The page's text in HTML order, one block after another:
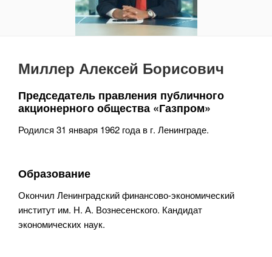
Миллер Алексей Борисович
Председатель правления публичного
акционерного общества «Газпром»
Родился 31 января 1962 года в г. Ленинграде.
Образование
Окончил Ленинградский финансово-экономический
институт им. Н. А. Вознесенского. Кандидат
экономических наук.